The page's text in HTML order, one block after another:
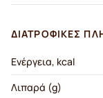
ΔΙΑΤΡΟΦΙΚΈΣ
Ενέργεια, kcal
Λιπαρά (g)